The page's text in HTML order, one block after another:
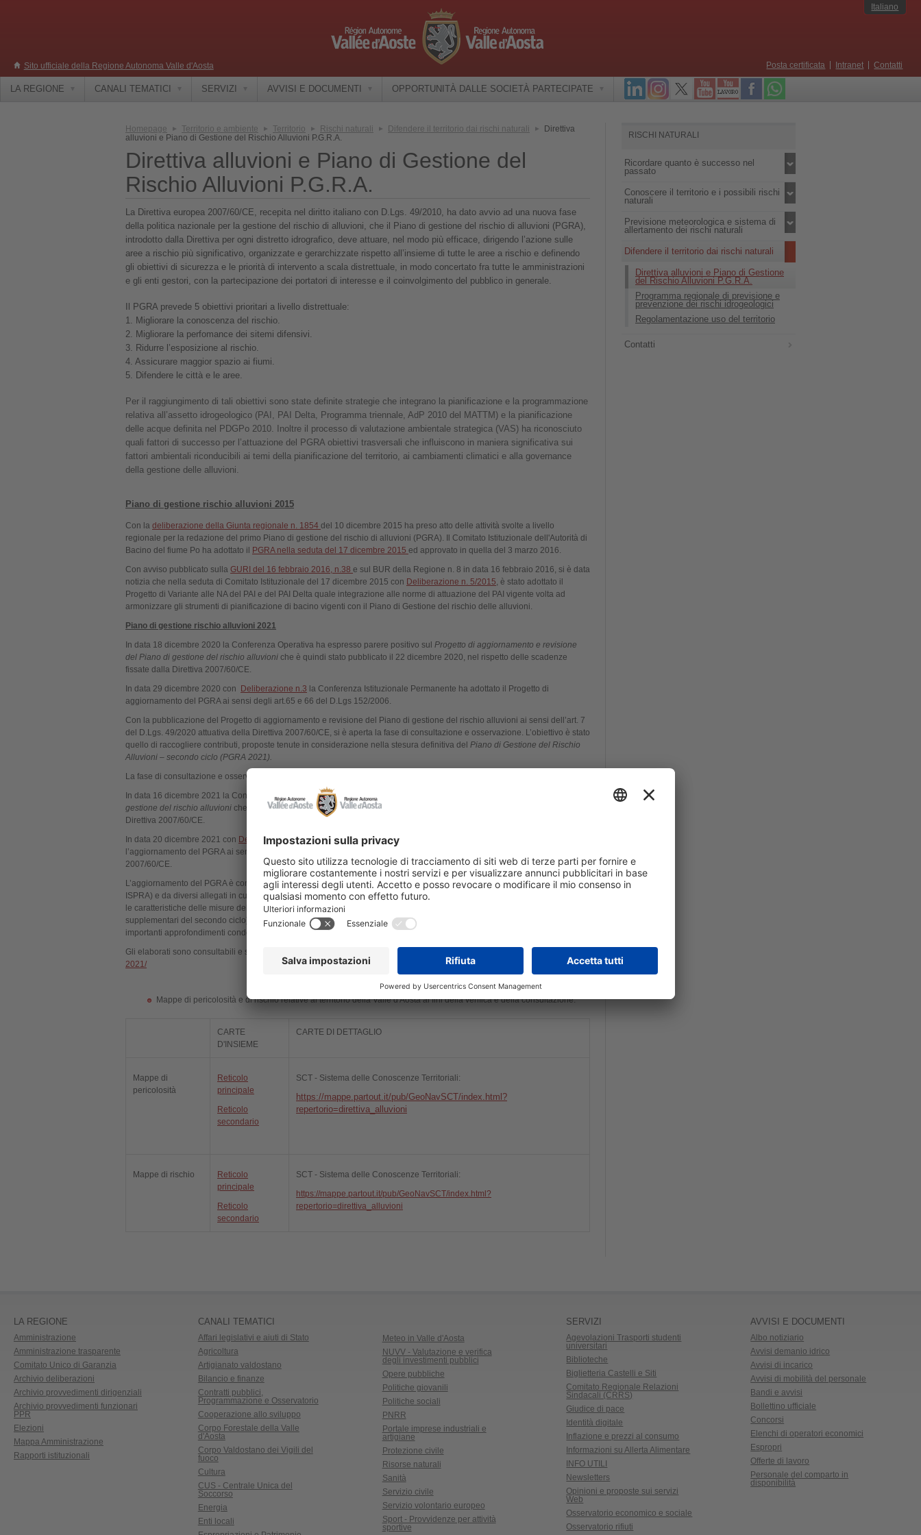
Sito ufficiale della Regione Autonoma Valle d'Aosta
Italiano
Posta certificata Intranet Contatti
LA REGIONE CANALI TEMATICI SERVIZI AVVISI E DOCUMENTI OPPORTUNITÀ DALLE SOCIETÀ PARTECIPATE
Homepage Territorio e ambiente Territorio Rischi naturali Difendere il territorio dai rischi naturali
Direttiva
alluvioni e Piano di Gestione del Rischio Alluvioni P.G.R.A.
Direttiva alluvioni e Piano di Gestione del
Rischio Alluvioni P.G.R.A.
La Direttiva europea 2007/60/CE, recepita nel diritto italiano con D.Lgs. 49/2010, ha dato avvio ad una nuova fase
della politica nazionale per la gestione del rischio di alluvioni, che il Piano di gestione del rischio di alluvioni (PGRA),
introdotto dalla Direttiva per ogni distretto idrografico, deve attuare, nel modo più efficace, dirigendo l’azione sulle
aree a rischio più significativo, organizzate e gerarchizzate rispetto all’insieme di tutte le aree a rischio e definendo
gli obiettivi di sicurezza e le priorità di intervento a scala distrettuale, in modo concertato fra tutte le amministrazioni
e gli enti gestori, con la partecipazione dei portatori di interesse e il coinvolgimento del pubblico in generale.
Il PGRA prevede 5 obiettivi prioritari a livello distrettuale:
1. Migliorare la conoscenza del rischio.
2. Migliorare la perfomance dei sitemi difensivi.
3. Ridurre l’esposizione al rischio.
4. Assicurare maggior spazio ai fiumi.
5. Difendere le città e le aree.
Per il raggiungimento di tali obiettivi sono state definite strategie che integrano la pianificazione e la programmazione
relativa all’assetto idrogeologico (PAI, PAI Delta, Programma triennale, AdP 2010 del MATTM) e la pianificazione
delle acque definita nel PDGPo 2010. Inoltre il processo di valutazione ambientale strategica (VAS) ha riconosciuto
quali fattori di successo per l’attuazione del PGRA obiettivi trasversali che influiscono in maniera significativa sui
fattori ambientali riconducibili ai temi della pianificazione del territorio, ai cambiamenti climatici e alla governance
della gestione delle alluvioni.
Piano di gestione rischio alluvioni 2015
Con la deliberazione della Giunta regionale n. 1854 del 10 dicembre 2015 ha preso atto delle attività svolte a livello
regionale per la redazione del primo Piano di gestione del rischio di alluvioni (PGRA). Il Comitato Istituzionale dell'Autorità di
Bacino del fiume Po ha adottato il
PGRA nella seduta del 17 dicembre 2015 ed approvato in quella del 3 marzo 2016.
Con avviso pubblicato sulla GURI del 16 febbraio 2016, n.38 e sul BUR della Regione n. 8 in data 16 febbraio 2016, si è data
notizia che nella seduta di Comitato Istituzionale del 17 dicembre 2015 con Deliberazione n. 5/2015, è stato adottato il
Progetto di Variante alle NA del PAI e del PAI Delta quale integrazione alle norme di attuazione del PAI vigente volta ad
armonizzare gli strumenti di pianificazione di bacino vigenti con il Piano di Gestione del rischio delle alluvioni.
Piano di gestione rischio alluvioni 2021
In data 18 dicembre 2020 la Conferenza Operativa ha espresso parere positivo sul Progetto di aggiornamento e revisione
del Piano di gestione del rischio alluvioni che è quindi stato pubblicato il 22 dicembre 2020, nel rispetto delle scadenze
fissate dalla Direttiva 2007/60/CE.
In data 29 dicembre 2020 con
Deliberazione n.3 la Conferenza Istituzionale Permanente ha adottato il Progetto di
aggiornamento del PGRA ai sensi degli art.65 e 66 del D.Lgs 152/2006.
Con la pubblicazione del Progetto di aggiornamento e revisione del Piano di gestione del rischio alluvioni ai sensi dell’art. 7
del D.Lgs. 49/2020 attuativa della Direttiva 2007/60/CE, si è aperta la fase di consultazione e osservazione. L’obiettivo è stato
quello di raccogliere contributi, proposte tenute in considerazione nella stesura definitiva del Piano di Gestione del Rischio
Alluvioni – secondo ciclo (PGRA 2021).
La fase di consultazione e osservazione pubblica ha avuto una durata di sei mesi e si è conclusa il 22 giugno 2021.
In data 16 dicembre 2021 la Conferenza Operativa ha espresso parere positivo sull’A
gestione del rischio alluvioni che è quindi stato pubblicato il 22 dicembre 2021, nel rispetto delle scadenze fissate dalla
Direttiva 2007/60/CE.
In data 20 dicembre 2021 con Delibera_5/2021_PGRAPo, la Conferenza Istituzionale Permanente ha adottato
l’aggiornamento del PGRA ai sensi degli art.65 e 66 del D.Lgs 152/2006 e dell’art. 14, comma 3 della Direttiva Alluvioni
2007/60/CE.
L’aggiornamento del PGRA è composto dalla Relazione metodologica (predisposta secondo le indicazioni fornite dal MITE e
ISPRA) e da diversi allegati in cui è descritto il processo di aggiornamento sviluppato, le attività complessivamente condotte,
le caratteristiche delle misure del nuovo ciclo (distinte fra quelle del primo ciclo che proseguono e quelle nuove
supplementari del secondo ciclo), il processo di partecipazione sviluppato e le sue ricadute nel Piano, le risultanze di alcuni
importanti approfondimenti condotti sulla stima della pericolosità e del danno nelle APSFR distrettuali.
Gli elaborati sono consultabili e scaricabili al seguente link
https://pianoalluvioni.adbpo.it/piano-gestione-rischio-alluvioni-
2021/
Mappe di pericolosità e di rischio relative al territorio della Valle d'Aosta ai fini della verifica e della consultazione:
CARTE
D'INSIEME
CARTE DI DETTAGLIO
Mappe di
pericolosità
Reticolo
principale
Reticolo
secondario
SCT - Sistema delle Conoscenze Territoriali:
https://mappe.partout.it/pub/GeoNavSCT/index.html?
repertorio=direttiva_alluvioni
Mappe di rischio
Reticolo
principale
Reticolo
secondario
SCT - Sistema delle Conoscenze Territoriali:
https://mappe.partout.it/pub/GeoNavSCT/index.html?
repertorio=direttiva_alluvioni
RISCHI NATURALI
Ricordare quanto è successo nel
passato
Conoscere il territorio e i possibili rischi
naturali
Previsione meteorologica e sistema di
allertamento dei rischi naturali
Difendere il territorio dai rischi naturali
Direttiva alluvioni e Piano di Gestione
del Rischio Alluvioni P.G.R.A.
Programma regionale di previsione e
prevenzione dei rischi idrogeologici
Regolamentazione uso del territorio
Contatti
LA REGIONE
Amministrazione
Amministrazione trasparente
Comitato Unico di Garanzia
Archivio deliberazioni
Archivio provvedimenti dirigenziali
Archivio provvedimenti funzionari
PPR
Elezioni
Mappa Amministrazione
Rapporti istituzionali
CANALI TEMATICI
Affari legislativi e aiuti di Stato
Agricoltura
Artigianato valdostano
Bilancio e finanze
Contratti pubblici,
Programmazione e Osservatorio
Cooperazione allo sviluppo
Corpo Forestale della Valle
d'Aosta
Corpo Valdostano dei Vigili del
fuoco
Cultura
CUS - Centrale Unica del
Soccorso
Energia
Enti locali
Meteo in Valle d'Aosta
NUVV - Valutazione e verifica
degli investimenti pubblici
Opere pubbliche
Politiche giovanili
Politiche sociali
PNRR
Portale imprese industriali e
artigiane
Protezione civile
Risorse naturali
Sanità
Servizio civile
Servizio volontario europeo
Sport - Provvidenze per attività
sportive
SERVIZI
Agevolazioni Trasporti studenti
universitari
Biblioteche
Biglietteria Castelli e Siti
Comitato Regionale Relazioni
Sindacali (CRRS)
Giudice di pace
Identità digitale
Inflazione e prezzi al consumo
Informazioni su Allerta Alimentare
INFO UTILI
Newsletters
Opinioni e proposte sui servizi
Web
Osservatorio economico e sociale
Osservatorio rifiuti
AVVISI E DOCUMENTI
Albo notiziario
Avvisi demanio idrico
Avvisi di incarico
Avvisi di mobilità del personale
Bandi e avvisi
Bollettino ufficiale
Concorsi
Elenchi di operatori economici
Espropri
Offerte di lavoro
Personale del comparto in
disponibilità